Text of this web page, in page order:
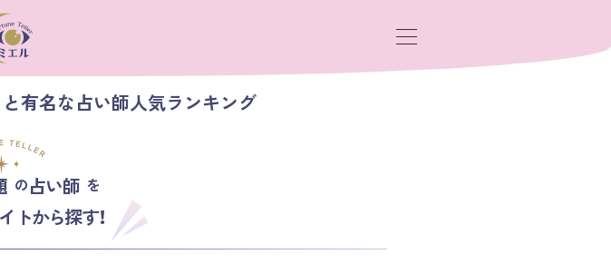
と有名な占い師人気ランキング
の占い師 を
トから探す！